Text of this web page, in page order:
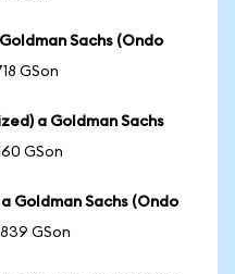
Sachs (Ondo
GSon
a Goldman Sachs
GSon
Goldman Sachs (Ondo
GSon